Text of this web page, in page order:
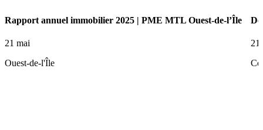
Rapport annuel immobilier 2025 | PME MTL Ouest-de-l’Île
21 mai
Ouest-de-l'Île
21